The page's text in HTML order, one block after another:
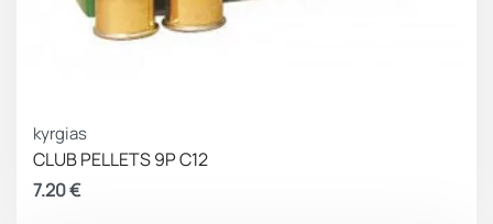
kyrgias
CLUB PELLETS 9P C12
7.20€